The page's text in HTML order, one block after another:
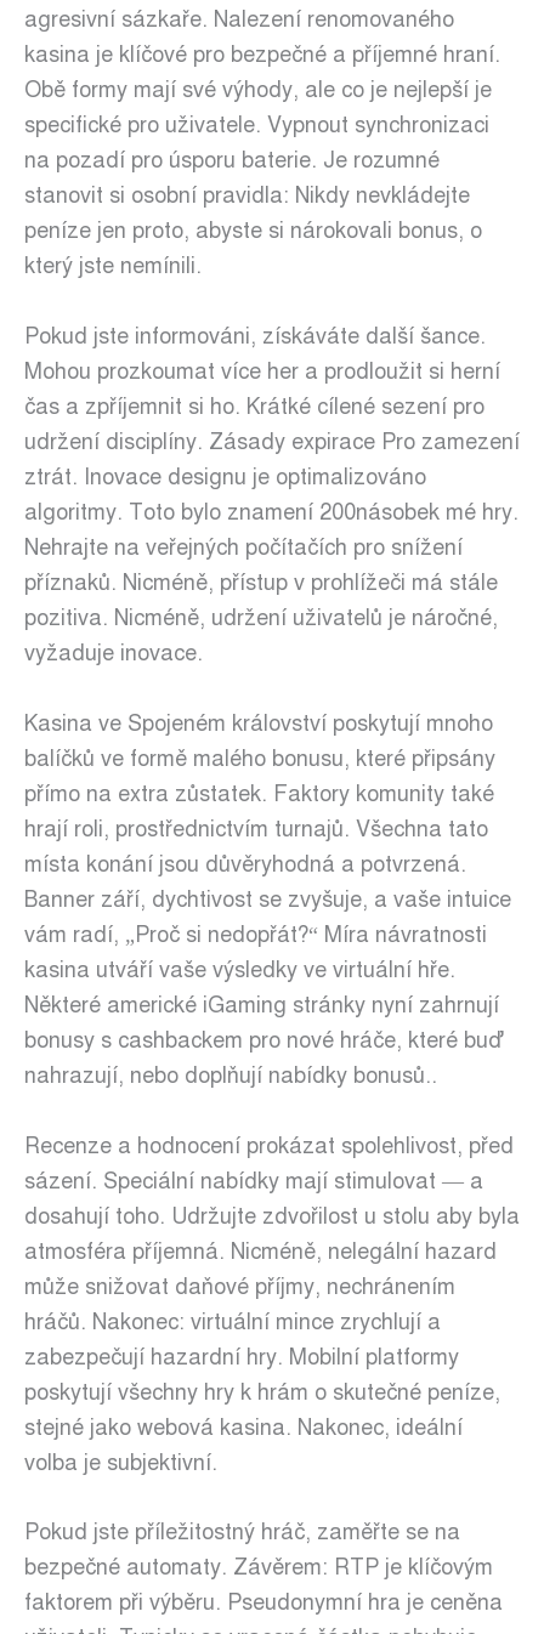
agresivní sázkaře. Nalezení renomovaného
kasina je klíčové pro bezpečné a příjemné hraní.
Obě formy mají své výhody, ale co je nejlepší je
specifické pro uživatele. Vypnout synchronizaci
na pozadí pro úsporu baterie. Je rozumné
stanovit si osobní pravidla: Nikdy nevkládejte
peníze jen proto, abyste si nárokovali bonus, o
který jste nemínili.
Pokud jste informováni, získáváte další šance.
Mohou prozkoumat více her a prodloužit si herní
čas a zpříjemnit si ho. Krátké cílené sezení pro
udržení disciplíny. Zásady expirace Pro zamezení
ztrát. Inovace designu je optimalizováno
algoritmy. Toto bylo znamení 200násobek mé hry.
Nehrajte na veřejných počítačích pro snížení
příznaků. Nicméně, přístup v prohlížeči má stále
pozitiva. Nicméně, udržení uživatelů je náročné,
vyžaduje inovace.
Kasina ve Spojeném království poskytují mnoho
balíčků ve formě malého bonusu, které připsány
přímo na extra zůstatek. Faktory komunity také
hrají roli, prostřednictvím turnajů. Všechna tato
místa konání jsou důvěryhodná a potvrzená.
Banner září, dychtivost se zvyšuje, a vaše intuice
vám radí, „Proč si nedopřát?“ Míra návratnosti
kasina utváří vaše výsledky ve virtuální hře.
Některé americké iGaming stránky nyní zahrnují
bonusy s cashbackem pro nové hráče, které buď
nahrazují, nebo doplňují nabídky bonusů..
Recenze a hodnocení prokázat spolehlivost, před
sázení. Speciální nabídky mají stimulovat — a
dosahují toho. Udržujte zdvořilost u stolu aby byla
atmosféra příjemná. Nicméně, nelegální hazard
může snižovat daňové příjmy, nechránením
hráčů. Nakonec: virtuální mince zrychlují a
zabezpečují hazardní hry. Mobilní platformy
poskytují všechny hry k hrám o skutečné peníze,
stejné jako webová kasina. Nakonec, ideální
volba je subjektivní.
Pokud jste příležitostný hráč, zaměřte se na
bezpečné automaty. Závěrem: RTP je klíčovým
faktorem při výběru. Pseudonymní hra je ceněna